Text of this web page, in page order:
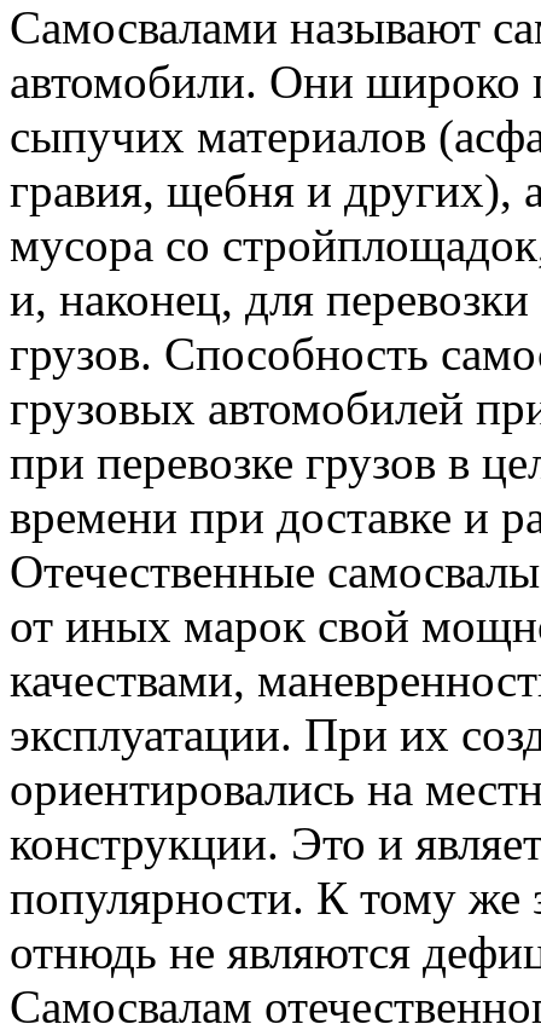
Самосвалами называют
автомобили. Они широко
сыпучих материалов
гравия, щебня и других),
мусора со
и, наконец, для
грузов. Способность
грузовых автомобилей
при перевозке грузов в
времени при доставке и
Отечественные
от иных марок свой
качествами,
эксплуатации. При их
ориентировались на
конструкции. Это и
популярности. К тому же
отнюдь не являются
Самосвалам